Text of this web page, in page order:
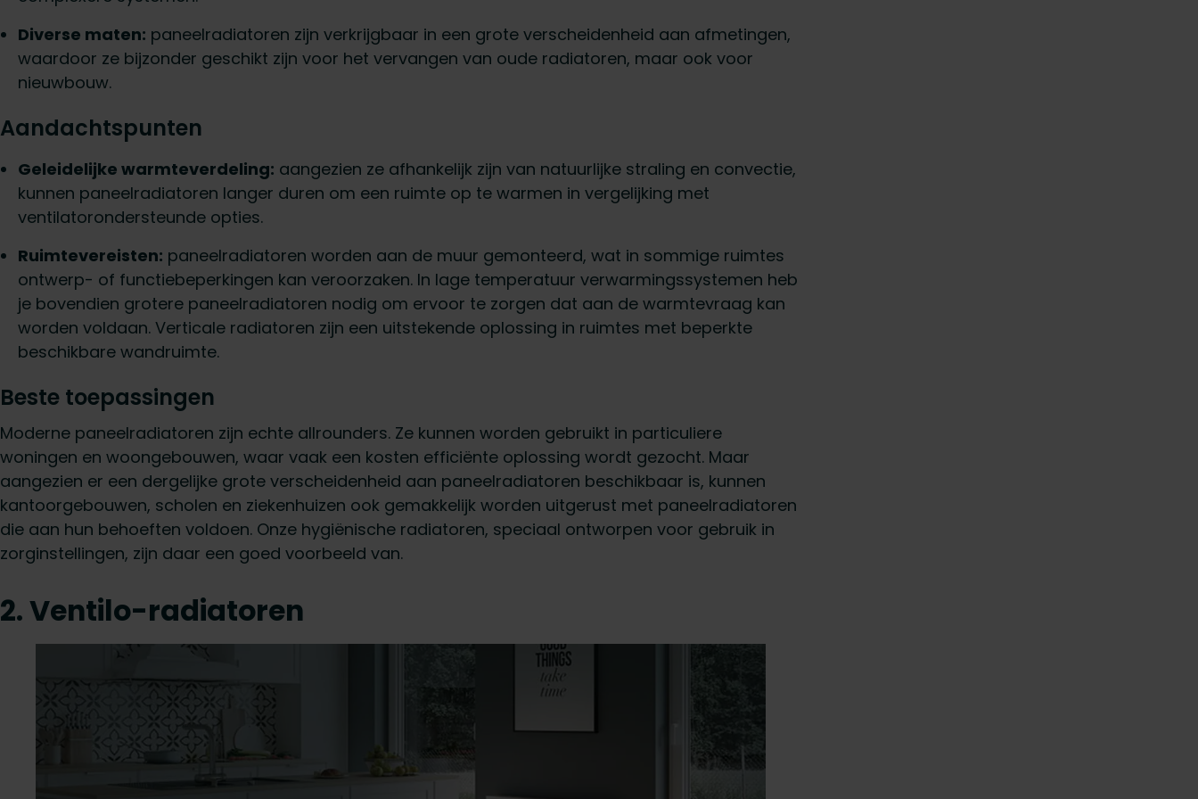
Diverse maten: paneelradiatoren zijn verkrijgbaar in een grote verscheidenheid aan afmetingen,
waardoor ze bijzonder geschikt zijn voor het vervangen van oude radiatoren, maar ook voor
nieuwbouw.
Aandachtspunten
Geleidelijke warmteverdeling: aangezien ze afhankelijk zijn van natuurlijke straling en convectie,
kunnen paneelradiatoren langer duren om een ruimte op te warmen in vergelijking met
ventilatorondersteunde opties.
Ruimtevereisten: paneelradiatoren worden aan de muur gemonteerd, wat in sommige ruimtes
ontwerp- of functiebeperkingen kan veroorzaken. In lage temperatuur verwarmingssystemen heb
je bovendien grotere paneelradiatoren nodig om ervoor te zorgen dat aan de warmtevraag kan
worden voldaan. Verticale radiatoren zijn een uitstekende oplossing in ruimtes met beperkte
beschikbare wandruimte.
Beste toepassingen
Moderne paneelradiatoren zijn echte allrounders. Ze kunnen worden gebruikt in particuliere
woningen en woongebouwen, waar vaak een kosten efficiënte oplossing wordt gezocht. Maar
aangezien er een dergelijke grote verscheidenheid aan paneelradiatoren beschikbaar is, kunnen
kantoorgebouwen, scholen en ziekenhuizen ook gemakkelijk worden uitgerust met paneelradiatoren
die aan hun behoeften voldoen. Onze hygiënische radiatoren, speciaal ontworpen voor gebruik in
zorginstellingen, zijn daar een goed voorbeeld van.
2. Ventilo-radiatoren